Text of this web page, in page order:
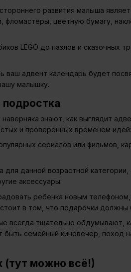
развития малыша
цветную бумагу,
LEGO до пазлов и сказочных
адвент календарь будет
малышку.
знают, как выглядит
и проверенных временем идей:
сериалов или фильмов,
данной возрастной
аксессуары.
ребенка новым
в том, что подарочки должны
всегда тщательно обдумывают,
семейный киновечер, поход
(тут можно всё!)